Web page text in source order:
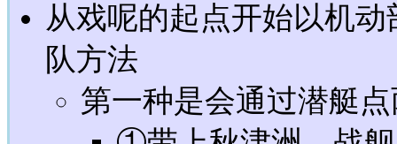
从戏呢的起点开始以机
队方法
第一种是会通过潜艇